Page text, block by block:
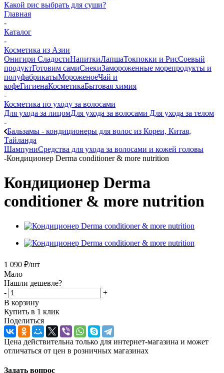
Какой рис выбрать для суши?
Главная
-
Каталог
-
Косметика из Азии
Онигири СладостиНапиткиЛапшаТокпокки и РисСоевый
продуктГотовим самиСнекиЗамороженные морепродукты и
полуфабрикатыМороженоеЧай и
кофеГигиенаКосметикаБытовая химия
-
Косметика по уходу за волосами
Для ухода за лицомДля ухода за волосами Для ухода за телом
-
Бальзамы - кондиционеры для волос из Кореи, Китая,
Тайланда
ШампуниСредства для ухода за волосами и кожей головы
-Кондиционер Derma conditioner & more nutrition
Кондиционер Derma
conditioner & more nutrition
1 090 ₽/шт
Мало
Нашли дешевле?
-
+
В корзину
Купить в 1 клик
Поделиться
Цена действительна только для интернет-магазина и может
отличаться от цен в розничных магазинах
Задать вопрос